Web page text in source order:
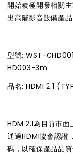
開始積極開發相關
出高階影音設備產
型號: WST-
HD003-3m
品名: HDMI 2.1
HDMI2.1為目前市
通過HDMI協會認證
碼，以確保產品品